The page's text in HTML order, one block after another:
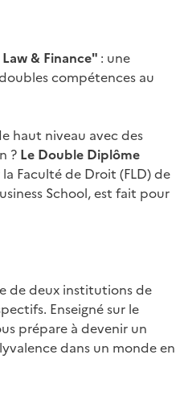
& Finance" : une
compétences au
haut niveau avec des
? Le Double Diplôme
Faculté de Droit (FLD) de
School, est fait pour
de deux institutions de
Enseigné sur le
prépare à devenir un
dans un monde en